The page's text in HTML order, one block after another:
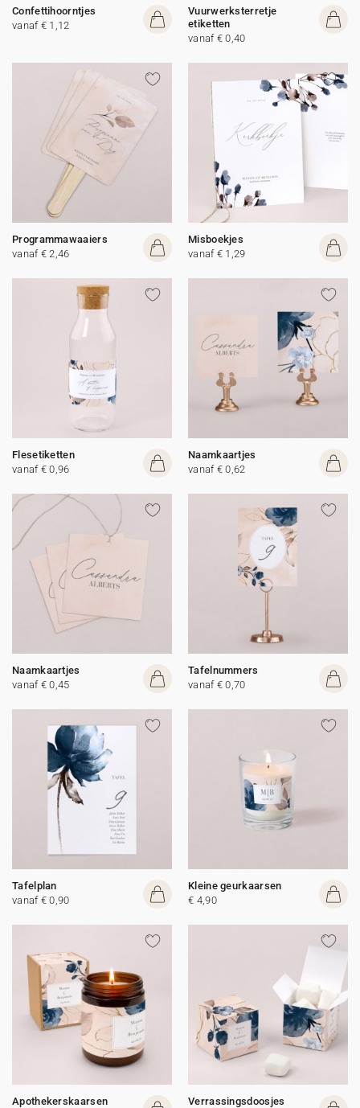
Confettihoorntjes
vanaf € 1,12
Vuurwerksterretje
etiketten
vanaf € 0,40
Programmawaaiers
vanaf € 2,46
Misboekjes
vanaf € 1,29
Flesetiketten
vanaf € 0,96
Naamkaartjes
vanaf € 0,62
Naamkaartjes
vanaf € 0,45
Tafelnummers
vanaf € 0,70
Tafelplan
vanaf € 0,90
Kleine geurkaarsen
€ 4,90
Apothekerskaarsen
Verrassingsdoosjes